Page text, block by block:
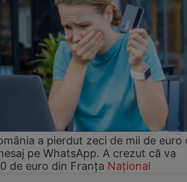
a pierdut zeci de mii de euro
pe WhatsApp. A crezut că va
de euro din Franța Național